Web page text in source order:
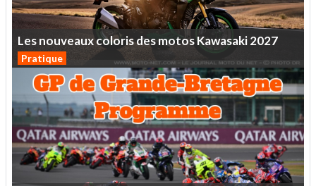
LesnouveauxcolorisdesmotosKawasaki2027
Pratique